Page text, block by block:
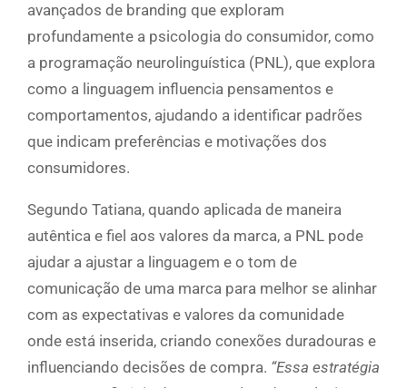
avançados de branding que exploram
profundamente a psicologia do consumidor, como
a programação neurolinguística (PNL), que explora
como a linguagem influencia pensamentos e
comportamentos, ajudando a identificar padrões
que indicam preferências e motivações dos
consumidores.
Segundo Tatiana, quando aplicada de maneira
autêntica e fiel aos valores da marca, a PNL pode
ajudar a ajustar a linguagem e o tom de
comunicação de uma marca para melhor se alinhar
com as expectativas e valores da comunidade
onde está inserida, criando conexões duradouras e
influenciando decisões de compra. “Essa estratégia